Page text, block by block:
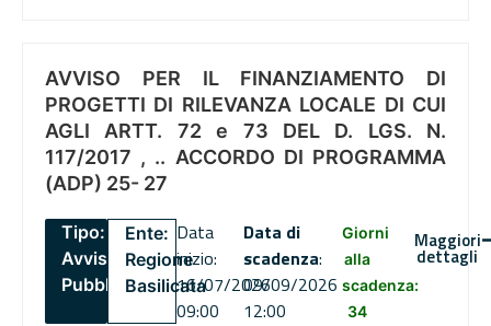
AVVISO PER IL FINANZIAMENTO DI
PROGETTI DI RILEVANZA LOCALE DI CUI
AGLI ARTT. 72 e 73 DEL D. LGS. N.
117/2017 , .. ACCORDO DI PROGRAMMA
(ADP) 25- 27
Tipo:
Avviso
Pubblico
Ente:
Regione
Basilicata
Data
inizio:
16/07/2026
09:00
Data di
scadenza:
09/09/2026
12:00
Giorni
alla
scadenza:
34
Maggiori
dettagli